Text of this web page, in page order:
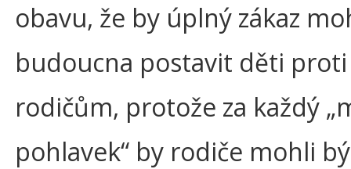
obavu, že by úplný zákaz
budoucna postavit děti proti
rodičům, protože za každý
pohlavek“ by rodiče mohli